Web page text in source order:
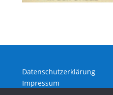
Datenschutzerklärung
Impressum